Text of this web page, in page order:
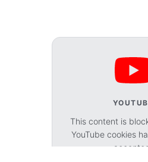
This content is
YouTube cookies